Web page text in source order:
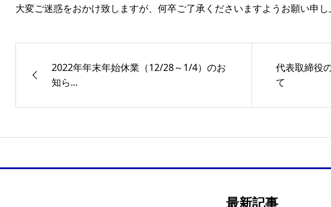
大変ご迷惑をおかけ致しますが、何卒ご了承くださいますようお願い申し
2022年年末年始休業（12/28～1/4）のお
知ら...
代表取締役
て
最新記事